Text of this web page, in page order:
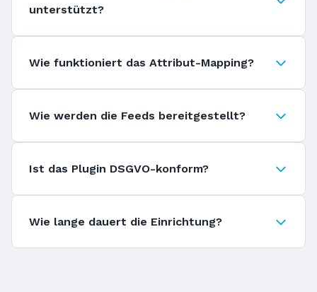
unterstützt?
Wie funktioniert das Attribut-Mapping?
Wie werden die Feeds bereitgestellt?
Ist das Plugin DSGVO-konform?
Wie lange dauert die Einrichtung?